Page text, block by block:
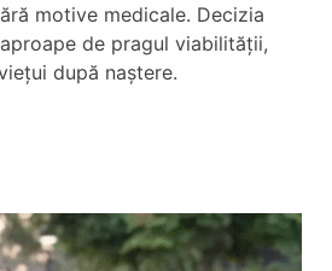
motive medicale. Decizia
de pragul viabilității,
după naștere.